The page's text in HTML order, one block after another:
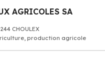
AGRICOLES SA
CHOULEX
production agricole